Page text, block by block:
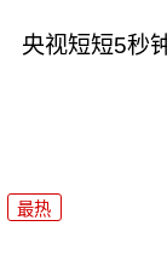
央视短短5秒
最热